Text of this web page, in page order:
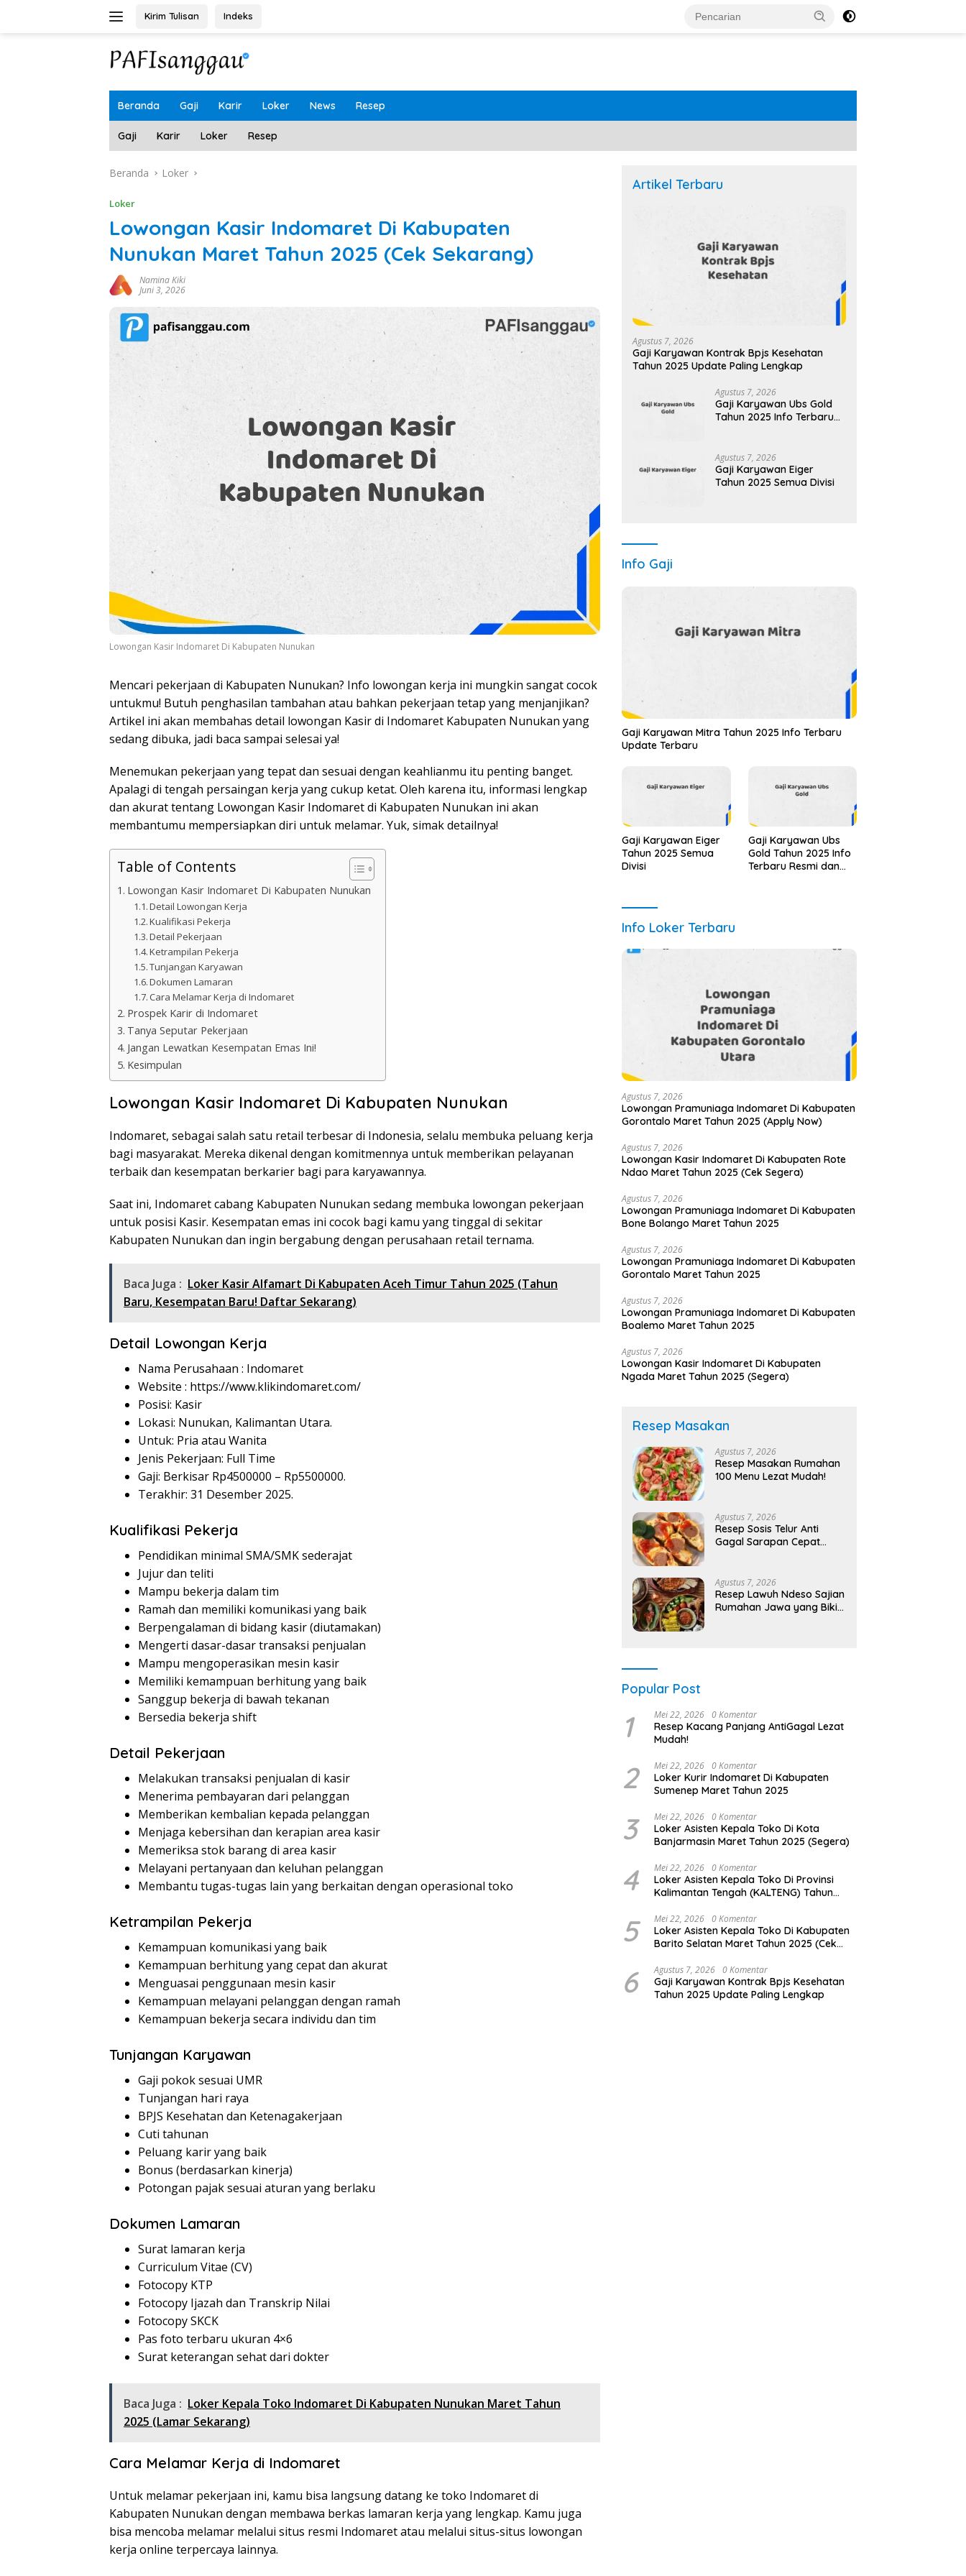
Kirim Tulisan Indeks
Beranda Gaji Karir Loker News Resep
Gaji Karir Loker Resep
Beranda Loker
Loker
Lowongan Kasir Indomaret Di Kabupaten
Nunukan Maret Tahun 2025 (Cek Sekarang)
Namina Kiki
Juni 3, 2026
Lowongan Kasir Indomaret Di Kabupaten Nunukan
Mencari pekerjaan di Kabupaten Nunukan? Info lowongan kerja ini mungkin sangat cocok
untukmu! Butuh penghasilan tambahan atau bahkan pekerjaan tetap yang menjanjikan?
Artikel ini akan membahas detail lowongan Kasir di Indomaret Kabupaten Nunukan yang
sedang dibuka, jadi baca sampai selesai ya!
Menemukan pekerjaan yang tepat dan sesuai dengan keahlianmu itu penting banget.
Apalagi di tengah persaingan kerja yang cukup ketat. Oleh karena itu, informasi lengkap
dan akurat tentang Lowongan Kasir Indomaret di Kabupaten Nunukan ini akan
membantumu mempersiapkan diri untuk melamar. Yuk, simak detailnya!
Table of Contents
Lowongan Kasir Indomaret Di Kabupaten Nunukan
Detail Lowongan Kerja
Kualifikasi Pekerja
Detail Pekerjaan
Ketrampilan Pekerja
Tunjangan Karyawan
Dokumen Lamaran
Cara Melamar Kerja di Indomaret
Prospek Karir di Indomaret
Tanya Seputar Pekerjaan
Jangan Lewatkan Kesempatan Emas Ini!
Kesimpulan
Lowongan Kasir Indomaret Di Kabupaten Nunukan
Indomaret, sebagai salah satu retail terbesar di Indonesia, selalu membuka peluang kerja
bagi masyarakat. Mereka dikenal dengan komitmennya untuk memberikan pelayanan
terbaik dan kesempatan berkarier bagi para karyawannya.
Saat ini, Indomaret cabang Kabupaten Nunukan sedang membuka lowongan pekerjaan
untuk posisi Kasir. Kesempatan emas ini cocok bagi kamu yang tinggal di sekitar
Kabupaten Nunukan dan ingin bergabung dengan perusahaan retail ternama.
Baca Juga : Loker Kasir Alfamart Di Kabupaten Aceh Timur Tahun 2025 (Tahun
Baru, Kesempatan Baru! Daftar Sekarang)
Detail Lowongan Kerja
Nama Perusahaan : Indomaret
Website : https://www.klikindomaret.com/
Posisi: Kasir
Lokasi: Nunukan, Kalimantan Utara.
Untuk: Pria atau Wanita
Jenis Pekerjaan: Full Time
Gaji: Berkisar Rp4500000 – Rp5500000.
Terakhir: 31 Desember 2025.
Kualifikasi Pekerja
Pendidikan minimal SMA/SMK sederajat
Jujur dan teliti
Mampu bekerja dalam tim
Ramah dan memiliki komunikasi yang baik
Berpengalaman di bidang kasir (diutamakan)
Mengerti dasar-dasar transaksi penjualan
Mampu mengoperasikan mesin kasir
Memiliki kemampuan berhitung yang baik
Sanggup bekerja di bawah tekanan
Bersedia bekerja shift
Detail Pekerjaan
Melakukan transaksi penjualan di kasir
Menerima pembayaran dari pelanggan
Memberikan kembalian kepada pelanggan
Menjaga kebersihan dan kerapian area kasir
Memeriksa stok barang di area kasir
Melayani pertanyaan dan keluhan pelanggan
Membantu tugas-tugas lain yang berkaitan dengan operasional toko
Ketrampilan Pekerja
Kemampuan komunikasi yang baik
Kemampuan berhitung yang cepat dan akurat
Menguasai penggunaan mesin kasir
Kemampuan melayani pelanggan dengan ramah
Kemampuan bekerja secara individu dan tim
Tunjangan Karyawan
Gaji pokok sesuai UMR
Tunjangan hari raya
BPJS Kesehatan dan Ketenagakerjaan
Cuti tahunan
Peluang karir yang baik
Bonus (berdasarkan kinerja)
Potongan pajak sesuai aturan yang berlaku
Dokumen Lamaran
Surat lamaran kerja
Curriculum Vitae (CV)
Fotocopy KTP
Fotocopy Ijazah dan Transkrip Nilai
Fotocopy SKCK
Pas foto terbaru ukuran 4×6
Surat keterangan sehat dari dokter
Baca Juga : Loker Kepala Toko Indomaret Di Kabupaten Nunukan Maret Tahun
2025 (Lamar Sekarang)
Cara Melamar Kerja di Indomaret
Untuk melamar pekerjaan ini, kamu bisa langsung datang ke toko Indomaret di
Kabupaten Nunukan dengan membawa berkas lamaran kerja yang lengkap. Kamu juga
bisa mencoba melamar melalui situs resmi Indomaret atau melalui situs-situs lowongan
kerja online terpercaya lainnya.
Artikel Terbaru
Agustus 7, 2026
Gaji Karyawan Kontrak Bpjs Kesehatan
Tahun 2025 Update Paling Lengkap
Agustus 7, 2026
Gaji Karyawan Ubs Gold
Tahun 2025 Info Terbaru
Agustus 7, 2026
Gaji Karyawan Eiger
Tahun 2025 Semua Divisi
Info Gaji
Gaji Karyawan Mitra Tahun 2025 Info Terbaru
Update Terbaru
Gaji Karyawan Eiger
Tahun 2025 Semua
Divisi
Gaji Karyawan Ubs
Gold Tahun 2025 Info
Terbaru Resmi dan
Info Loker Terbaru
Agustus 7, 2026
Lowongan Pramuniaga Indomaret Di Kabupaten
Gorontalo Maret Tahun 2025 (Apply Now)
Agustus 7, 2026
Lowongan Kasir Indomaret Di Kabupaten Rote
Ndao Maret Tahun 2025 (Cek Segera)
Agustus 7, 2026
Lowongan Pramuniaga Indomaret Di Kabupaten
Bone Bolango Maret Tahun 2025
Agustus 7, 2026
Lowongan Pramuniaga Indomaret Di Kabupaten
Gorontalo Maret Tahun 2025
Agustus 7, 2026
Lowongan Pramuniaga Indomaret Di Kabupaten
Boalemo Maret Tahun 2025
Agustus 7, 2026
Lowongan Kasir Indomaret Di Kabupaten
Ngada Maret Tahun 2025 (Segera)
Resep Masakan
Agustus 7, 2026
Resep Masakan Rumahan
100 Menu Lezat Mudah!
Agustus 7, 2026
Resep Sosis Telur Anti
Gagal Sarapan Cepat
Agustus 7, 2026
Resep Lawuh Ndeso Sajian
Rumahan Jawa yang Bikin
Popular Post
1 Mei 22, 2026 0 Komentar
Resep Kacang Panjang AntiGagal Lezat
Mudah!
2 Mei 22, 2026 0 Komentar
Loker Kurir Indomaret Di Kabupaten
Sumenep Maret Tahun 2025
3 Mei 22, 2026 0 Komentar
Loker Asisten Kepala Toko Di Kota
Banjarmasin Maret Tahun 2025 (Segera)
4 Mei 22, 2026 0 Komentar
Loker Asisten Kepala Toko Di Provinsi
Kalimantan Tengah (KALTENG) Tahun
5 Mei 22, 2026 0 Komentar
Loker Asisten Kepala Toko Di Kabupaten
Barito Selatan Maret Tahun 2025 (Cek
6 Agustus 7, 2026 0 Komentar
Gaji Karyawan Kontrak Bpjs Kesehatan
Tahun 2025 Update Paling Lengkap